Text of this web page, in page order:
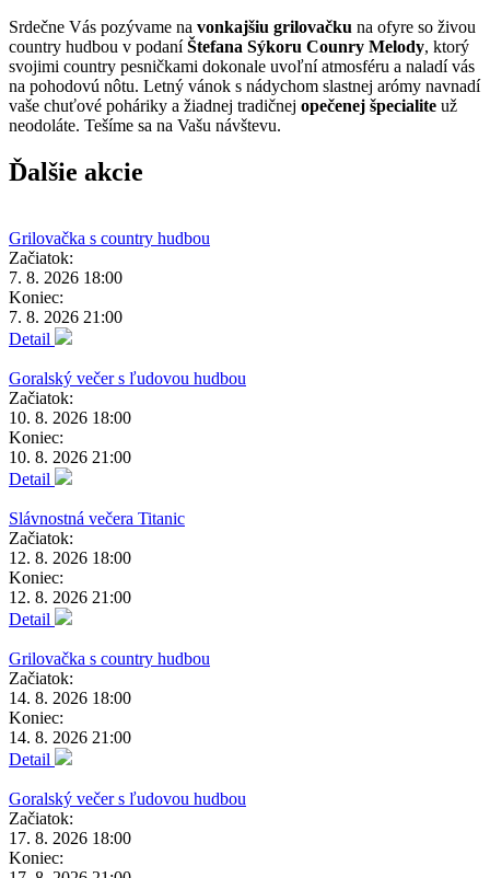
Srdečne Vás pozývame na vonkajšiu grilovačku na ofyre so živou
country hudbou v podaníŠtefana Sýkoru Counry Melody, ktorý
svojimi country pesničkami dokonale uvoľní atmosféru a naladí vás
na pohodovú nôtu. Letný vánok s nádychom slastnej arómy navnadí
vaše chuťové poháriky a žiadnej tradičnej opečenej špecialite už
neodoláte. Tešíme sa na Vašu návštevu.
Ďalšie akcie
Grilovačka s country hudbou
Začiatok:
7. 8. 2026 18:00
Koniec:
7. 8. 2026 21:00
Detail
Goralský večer s ľudovou hudbou
Začiatok:
10. 8. 2026 18:00
Koniec:
10. 8. 2026 21:00
Detail
Slávnostná večera Titanic
Začiatok:
12. 8. 2026 18:00
Koniec:
12. 8. 2026 21:00
Detail
Grilovačka s country hudbou
Začiatok:
14. 8. 2026 18:00
Koniec:
14. 8. 2026 21:00
Detail
Goralský večer s ľudovou hudbou
Začiatok:
17. 8. 2026 18:00
Koniec: